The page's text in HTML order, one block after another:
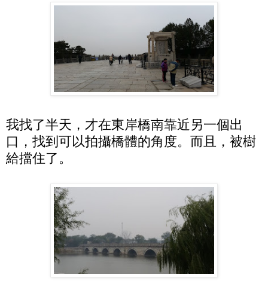
我找了半天，才在東岸橋南靠近另一個出
口，找到可以拍攝橋體的角度。而且，被樹
給擋住了。